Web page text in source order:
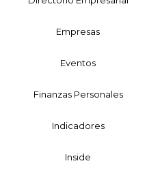
Empresas
Eventos
Finanzas Personales
Indicadores
Inside